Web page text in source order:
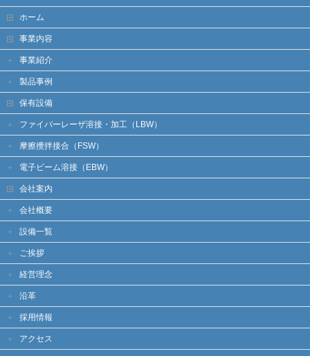
ホーム
事業内容
事業紹介
製品事例
保有設備
ファイバーレーザ溶接・加工（LBW）
摩擦攪拌接合（FSW）
電子ビーム溶接（EBW）
会社案内
会社概要
設備一覧
ご挨拶
経営理念
沿革
採用情報
アクセス